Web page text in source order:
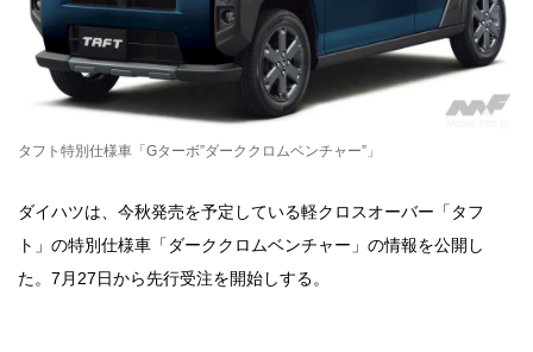
タフト特別仕様車「Gターボ”ダーククロムベンチャー”」
ダイハツは、今秋発売を予定している軽クロスオーバー「タフ
ト」の特別仕様車「ダーククロムベンチャー」の情報を公開し
た。7月27日から先行受注を開始しする。